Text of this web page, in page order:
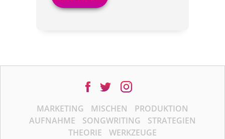
MARKETING MISCHEN
PRODUKTION
AUFNAHME
SONGWRITING
STRATEGIEN
THEORIE
WERKZEUGE